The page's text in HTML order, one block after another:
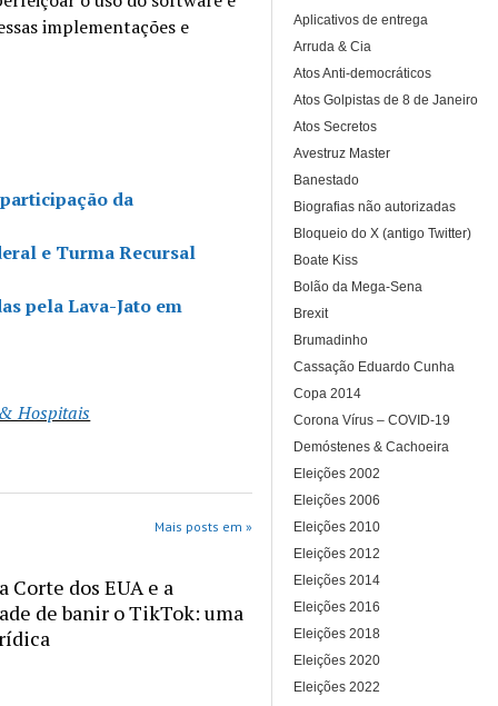
implementações e
da
e Turma Recursal
pela Lava-Jato em
Hospitais
Mais posts em »
Corte dos EUA e a
de banir o TikTok: uma
Aplicativos de entrega
Arruda & Cia
Atos Anti-democráticos
Atos Golpistas de 8 de Janeiro
Atos Secretos
Avestruz Master
Banestado
Biografias não autorizadas
Bloqueio do X (antigo Twitter)
Boate Kiss
Bolão da Mega-Sena
Brexit
Brumadinho
Cassação Eduardo Cunha
Copa 2014
Corona Vírus – COVID-19
Demóstenes & Cachoeira
Eleições 2002
Eleições 2006
Eleições 2010
Eleições 2012
Eleições 2014
Eleições 2016
Eleições 2018
Eleições 2020
Eleições 2022